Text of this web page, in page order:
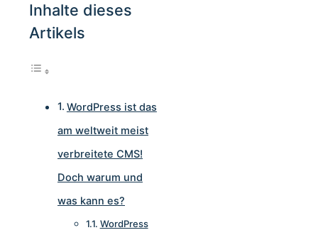
Inhalte dieses
Artikels
WordPress ist das
am weltweit meist
verbreitete CMS!
Doch warum und
was kann es?
WordPress